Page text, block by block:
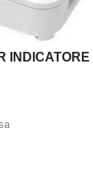
INDICATORE